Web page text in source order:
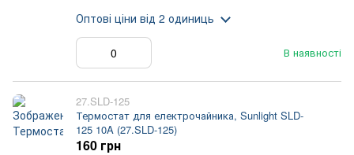
В наявності
Оптові ціни від 2 одиниць
27.SLD-125
Термостат для електрочайника, Sunlight SLD-
125 10A (27.SLD-125)
160 грн